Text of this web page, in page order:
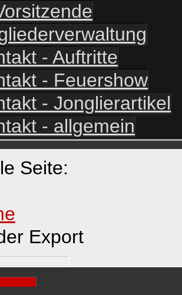
- Auftritte
- Feuershow
- Jonglierartikel
- allgemein
Seite:
Export